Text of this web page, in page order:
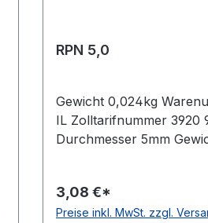
RPN 5,0
Gewicht 0,024kg
IL Zolltarifnummer 3920
Durchmesser 5mm
Material Polyurethan
Rollenlänge 30,5 (außer
3,08 €*
Preise inkl. MwSt. zzgl.